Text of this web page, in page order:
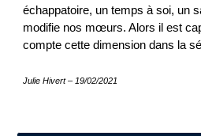
échappatoire, un temps à soi, un
modifie nos mœurs. Alors il est
compte cette dimension dans la
Julie Hivert – 19/02/2021